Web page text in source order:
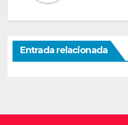
Entrada relacionada